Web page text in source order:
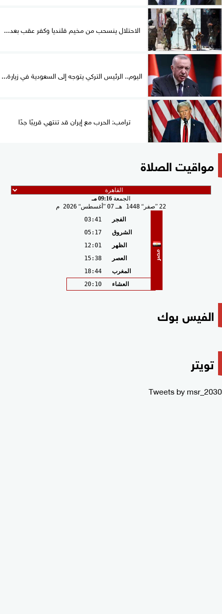
الاحتلال ينسحب من مخيم قلنديا وكفر عقب بعد...
اليوم.. الرئيس التركي يتوجه إلى السعودية في زيارة...
ترامب: الحرب مع إيران قد تنتهي قريبًا جدًا
مواقيت الصلاة
الجمعة 09:16 مـ
22 صفر 1448 هـ 07 أغسطس 2026 م
مصر
الفجر
03:41
الشروق
05:17
الظهر
12:01
العصر
15:38
المغرب
18:44
العشاء
20:10
الفيس بوك
تويتر
Tweets by msr_2030